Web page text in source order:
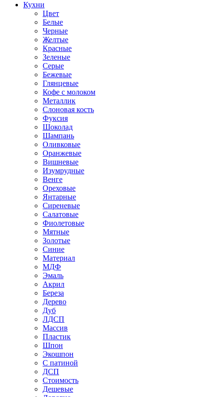
Кухни
Цвет
Белые
Черные
Желтые
Красные
Зеленые
Серые
Бежевые
Глянцевые
Кофе с молоком
Металлик
Слоновая кость
Фуксия
Шоколад
Шампань
Оливковые
Оранжевые
Вишневые
Изумрудные
Венге
Ореховые
Янтарные
Сиреневые
Салатовые
Фиолетовые
Мятные
Золотые
Синие
Материал
МДФ
Эмаль
Акрил
Береза
Дерево
Дуб
ЛДСП
Массив
Пластик
Шпон
Экошпон
С патиной
ДСП
Стоимость
Дешевые